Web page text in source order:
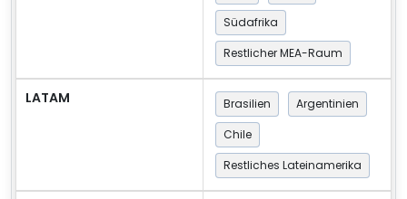
Südafrika
Restlicher MEA-Raum
LATAM Brasilien
Argentinien
Chile
Restliches Lateinamerika